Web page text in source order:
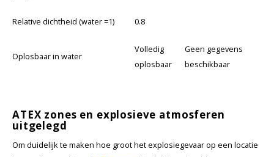
Relative dichtheid (water =1) 0.8
Oplosbaar in water
Volledig
oplosbaar
Geen gegevens
beschikbaar
ATEX zones en explosieve atmosferen
uitgelegd
Om duidelijk te maken hoe groot het explosiegevaar op een locatie